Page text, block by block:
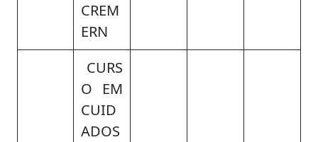
CREM
ERN
CURS
O EM
CUID
ADOS